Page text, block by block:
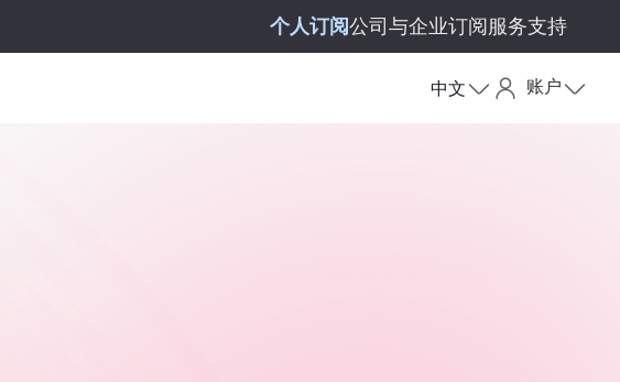
个人订阅公司与企业订阅服务支持
中文 账户